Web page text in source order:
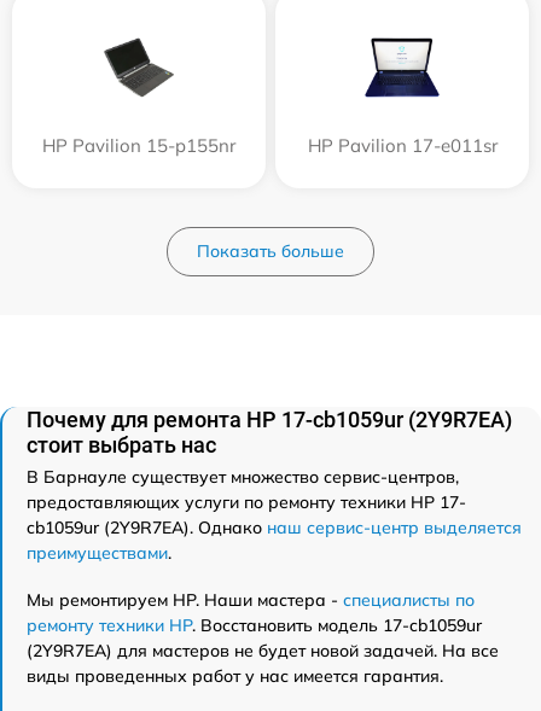
HP Pavilion 15-p155nr HP Pavilion 17-e011sr
Показать больше
Почему для ремонта HP 17-cb1059ur (2Y9R7EA)
стоит выбрать нас
В Барнауле существует множество сервис-центров,
предоставляющих услуги по ремонту техники HP 17-
cb1059ur (2Y9R7EA). Однако наш сервис-центр выделяется
преимуществами.
Мы ремонтируем HP. Наши мастера - специалисты по
ремонту техники HP. Восстановить модель 17-cb1059ur
(2Y9R7EA) для мастеров не будет новой задачей. На все
виды проведенных работ у нас имеется гарантия.